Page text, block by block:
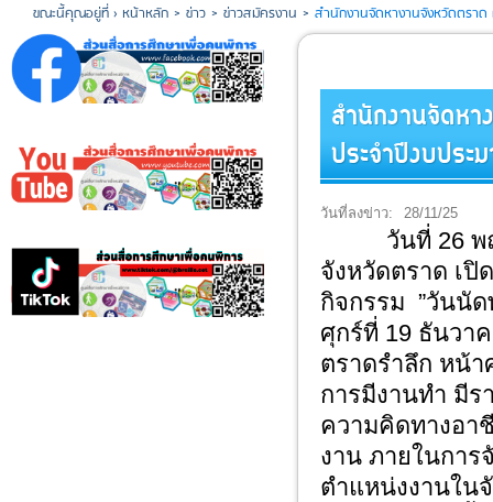
ขณะนี้คุณอยู่ที่ › หน้าหลัก > ข่าว > ข่าวสมัครงาน > สำนักงานจัดหางานจังหวัดตรา
สำนักงานจัดห
ประจำปีงบปร
วันที่ลงข่าว: 28/11/25
วันที่ 26 พฤศ
จังหวัดตราด เปิ
กิจกรรม ”วันนั
ศุกร์ที่ 19 ธันวา
ตราดรำลึก หน้า
การมีงานทำ มี
ความคิดทางอา
งาน ภายในการ
ตำแหน่งงานใน